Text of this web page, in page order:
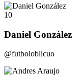
10
Daniel González
@futboloblicuo